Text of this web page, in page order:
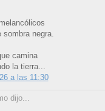
sombra negra.
camina
la tierra...
a las 11:30
dijo...